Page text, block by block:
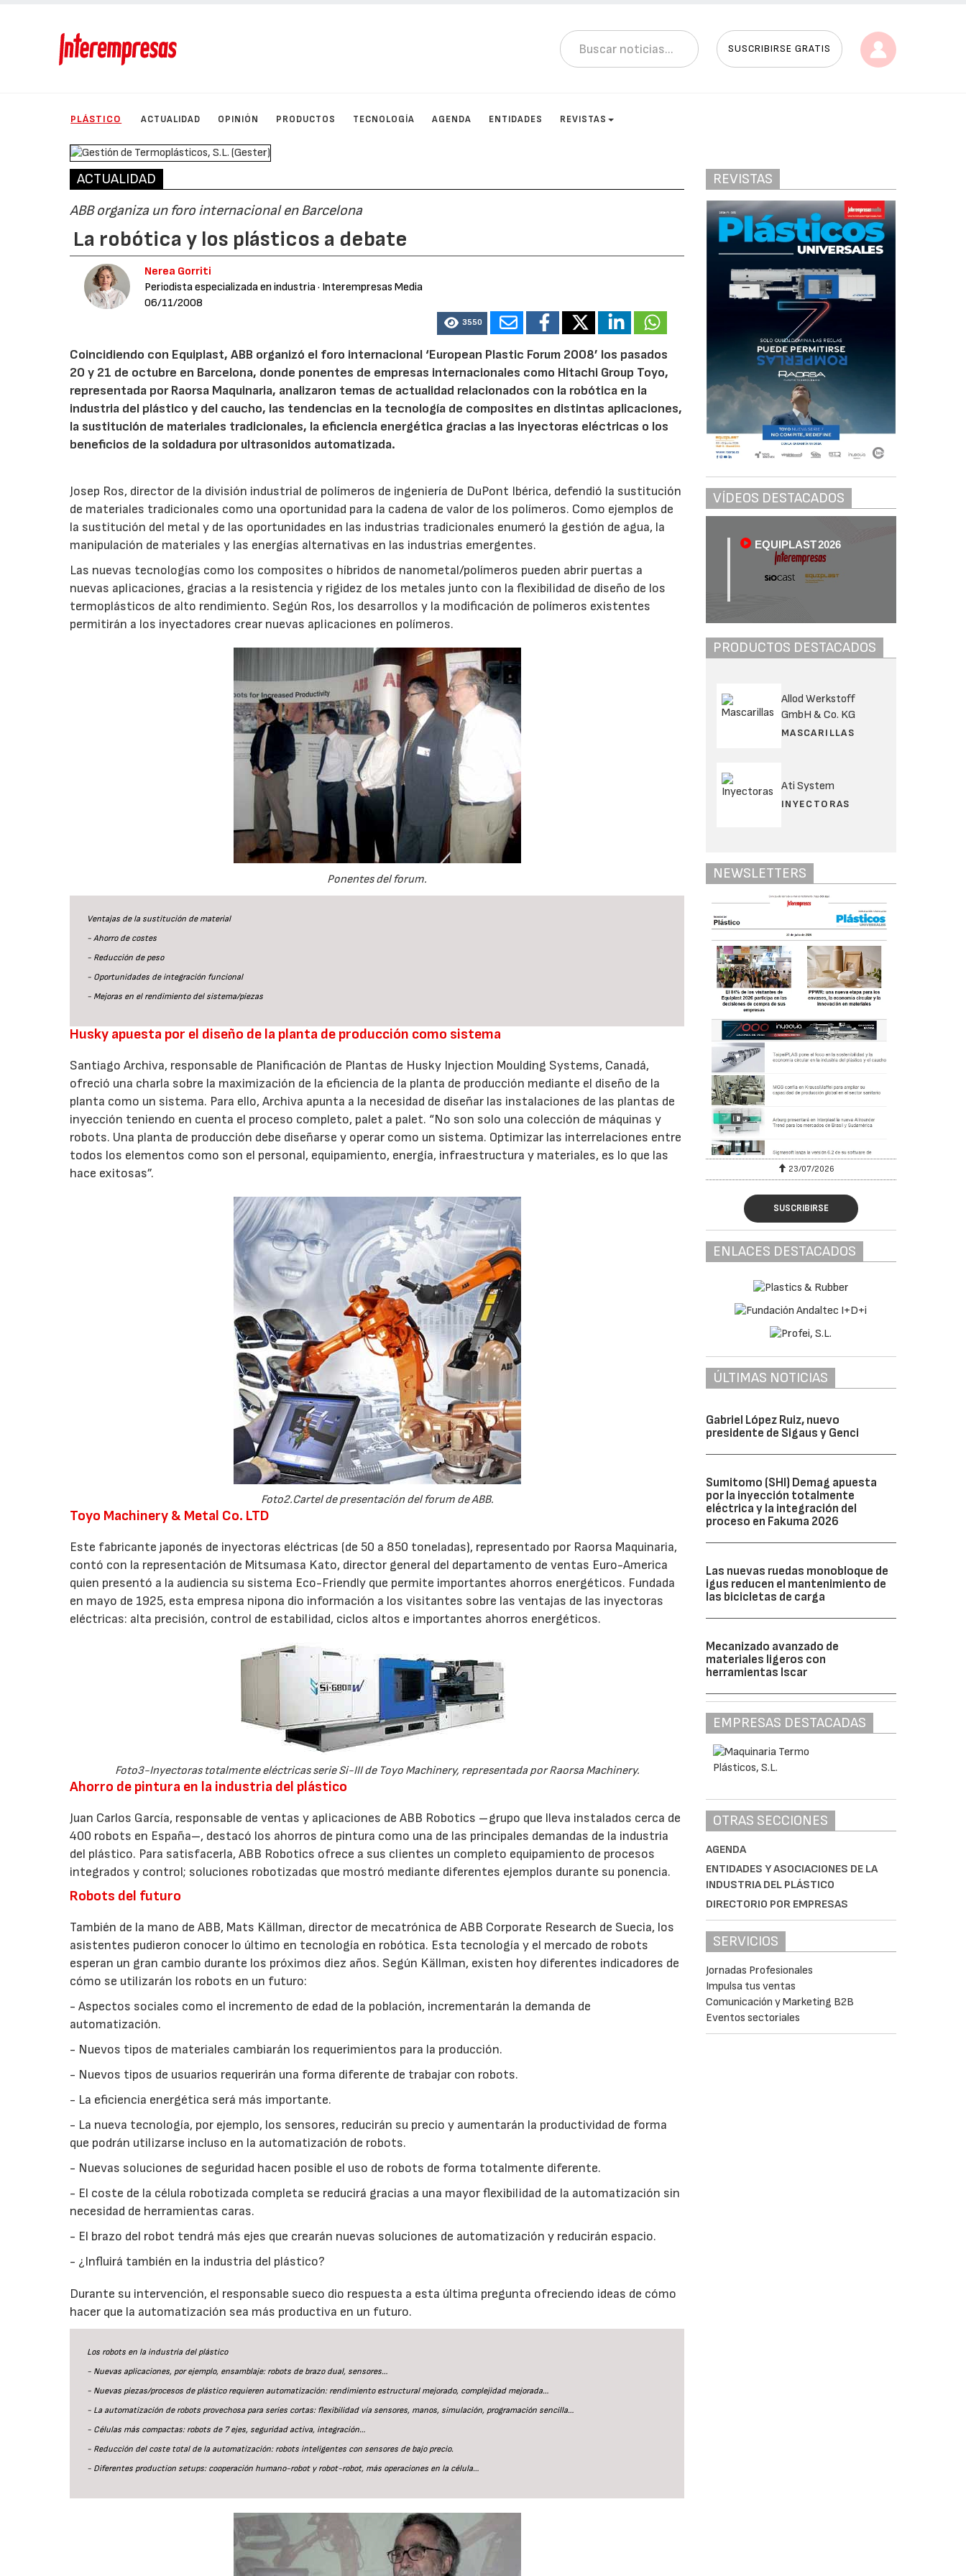
SUSCRIBIRSE GRATIS
PLÁSTICO ACTUALIDAD OPINIÓN PRODUCTOS TECNOLOGÍA AGENDA ENTIDADES REVISTAS
ACTUALIDAD
ABB organiza un foro internacional en Barcelona
La robótica y los plásticos a debate
Nerea Gorriti
Periodista especializada en industria· Interempresas Media
06/11/2008
3550
Coincidiendo con Equiplast, ABB organizó el foro internacional ‘European Plastic Forum 2008’ los pasados
20 y 21 de octubre en Barcelona, donde ponentes de empresas internacionales como Hitachi Group Toyo,
representada por Raorsa Maquinaria, analizaron temas de actualidad relacionados con la robótica en la
industria del plástico y del caucho, las tendencias en la tecnología de composites en distintas aplicaciones,
la sustitución de materiales tradicionales, la eficiencia energética gracias a las inyectoras eléctricas o los
beneficios de la soldadura por ultrasonidos automatizada.
Josep Ros, director de la división industrial de polímeros de ingeniería de DuPont Ibérica, defendió la sustitución
de materiales tradicionales como una oportunidad para la cadena de valor de los polímeros. Como ejemplos de
la sustitución del metal y de las oportunidades en las industrias tradicionales enumeró la gestión de agua, la
manipulación de materiales y las energías alternativas en las industrias emergentes.
Las nuevas tecnologías como los composites o híbridos de nanometal/polímeros pueden abrir puertas a
nuevas aplicaciones, gracias a la resistencia y rigidez de los metales junto con la flexibilidad de diseño de los
termoplásticos de alto rendimiento. Según Ros, los desarrollos y la modificación de polímeros existentes
permitirán a los inyectadores crear nuevas aplicaciones en polímeros.
Ponentes del forum.
Ventajas de la sustitución de material
- Ahorro de costes
- Reducción de peso
- Oportunidades de integración funcional
- Mejoras en el rendimiento del sistema/piezas
Husky apuesta por el diseño de la planta de producción como sistema
Santiago Archiva, responsable de Planificación de Plantas de Husky Injection Moulding Systems, Canadá,
ofreció una charla sobre la maximización de la eficiencia de la planta de producción mediante el diseño de la
planta como un sistema. Para ello, Archiva apunta a la necesidad de diseñar las instalaciones de las plantas de
inyección teniendo en cuenta el proceso completo, palet a palet. “No son solo una colección de máquinas y
robots. Una planta de producción debe diseñarse y operar como un sistema. Optimizar las interrelaciones entre
todos los elementos como son el personal, equipamiento, energía, infraestructura y materiales, es lo que las
hace exitosas”.
Foto2.Cartel de presentación del forum de ABB.
Toyo Machinery & Metal Co. LTD
Este fabricante japonés de inyectoras eléctricas (de 50 a 850 toneladas), representado por Raorsa Maquinaria,
contó con la representación de Mitsumasa Kato, director general del departamento de ventas Euro-America
quien presentó a la audiencia su sistema Eco-Friendly que permite importantes ahorros energéticos. Fundada
en mayo de 1925, esta empresa nipona dio información a los visitantes sobre las ventajas de las inyectoras
eléctricas: alta precisión, control de estabilidad, ciclos altos e importantes ahorros energéticos.
Foto3-Inyectoras totalmente eléctricas serie Si-III de Toyo Machinery, representada por Raorsa Machinery.
Ahorro de pintura en la industria del plástico
Juan Carlos García, responsable de ventas y aplicaciones de ABB Robotics –grupo que lleva instalados cerca de
400 robots en España–, destacó los ahorros de pintura como una de las principales demandas de la industria
del plástico. Para satisfacerla, ABB Robotics ofrece a sus clientes un completo equipamiento de procesos
integrados y control; soluciones robotizadas que mostró mediante diferentes ejemplos durante su ponencia.
Robots del futuro
También de la mano de ABB, Mats Källman, director de mecatrónica de ABB Corporate Research de Suecia, los
asistentes pudieron conocer lo último en tecnología en robótica. Esta tecnología y el mercado de robots
esperan un gran cambio durante los próximos diez años. Según Källman, existen hoy diferentes indicadores de
cómo se utilizarán los robots en un futuro:
- Aspectos sociales como el incremento de edad de la población, incrementarán la demanda de
automatización.
- Nuevos tipos de materiales cambiarán los requerimientos para la producción.
- Nuevos tipos de usuarios requerirán una forma diferente de trabajar con robots.
- La eficiencia energética será más importante.
- La nueva tecnología, por ejemplo, los sensores, reducirán su precio y aumentarán la productividad de forma
que podrán utilizarse incluso en la automatización de robots.
- Nuevas soluciones de seguridad hacen posible el uso de robots de forma totalmente diferente.
- El coste de la célula robotizada completa se reducirá gracias a una mayor flexibilidad de la automatización sin
necesidad de herramientas caras.
- El brazo del robot tendrá más ejes que crearán nuevas soluciones de automatización y reducirán espacio.
- ¿Influirá también en la industria del plástico?
Durante su intervención, el responsable sueco dio respuesta a esta última pregunta ofreciendo ideas de cómo
hacer que la automatización sea más productiva en un futuro.
Los robots en la industria del plástico
- Nuevas aplicaciones, por ejemplo, ensamblaje: robots de brazo dual, sensores…
- Nuevas piezas/procesos de plástico requieren automatización: rendimiento estructural mejorado, complejidad mejorada…
- La automatización de robots provechosa para series cortas: flexibilidad vía sensores, manos, simulación, programación sencilla…
- Células más compactas: robots de 7 ejes, seguridad activa, integración…
- Reducción del coste total de la automatización: robots inteligentes con sensores de bajo precio.
- Diferentes production setups: cooperación humano-robot y robot-robot, más operaciones en la célula…
REVISTAS
VÍDEOS DESTACADOS
EQUIPLAST 2026
PRODUCTOS DESTACADOS
Allod Werkstoff
GmbH & Co. KG
MASCARILLAS
Ati System
INYECTORAS
NEWSLETTERS
23/07/2026
SUSCRIBIRSE
ENLACES DESTACADOS
ÚLTIMAS NOTICIAS
Gabriel López Ruiz, nuevo
presidente de Sigaus y Genci
Sumitomo (SHI) Demag apuesta
por la inyección totalmente
eléctrica y la integración del
proceso en Fakuma 2026
Las nuevas ruedas monobloque de
igus reducen el mantenimiento de
las bicicletas de carga
Mecanizado avanzado de
materiales ligeros con
herramientas Iscar
EMPRESAS DESTACADAS
OTRAS SECCIONES
AGENDA
ENTIDADES Y ASOCIACIONES DE LA
INDUSTRIA DEL PLÁSTICO
DIRECTORIO POR EMPRESAS
SERVICIOS
Jornadas Profesionales
Impulsa tus ventas
Comunicación y Marketing B2B
Eventos sectoriales